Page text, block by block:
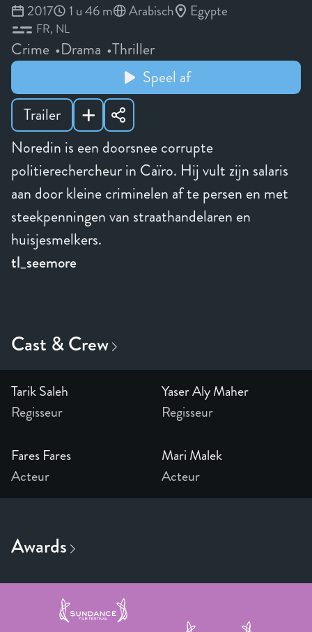
Noredin is een doorsnee corrupte
politierechercheur in Caïro. Hij vult zijn salaris
aan door kleine criminelen af te persen en met
steekpenningen van straathandelaren en
huisjesmelkers.
tl_seemore
2017 1 u 46 m Arabisch Egypte
FR NL
Crime Drama Thriller
Speel af
Trailer
Tarik Saleh
Regisseur
Yaser Aly Maher
Regisseur
Fares Fares
Acteur
Mari Malek
Acteur